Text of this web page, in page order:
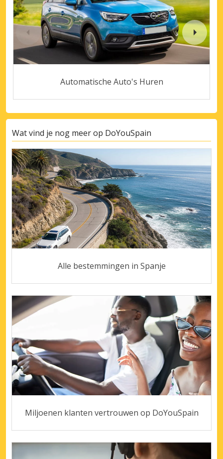
Automatische Auto's Huren
Wat vind je nog meer op DoYouSpain
Alle bestemmingen in Spanje
Miljoenen klanten vertrouwen op DoYouSpain